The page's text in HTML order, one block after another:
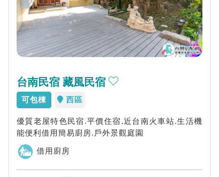
台南民宿 藏風民宿
可包棟 西區
優質老屋特色民宿.平價住宿.近台南火車站.生活機
能便利借用簡易廚房.戶外景觀庭園
借用廚房